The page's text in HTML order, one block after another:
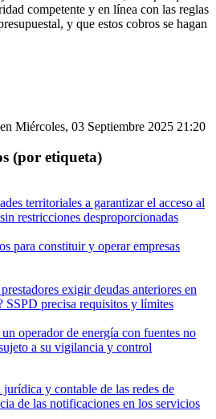
competente y en línea con las reglas
y que estos cobros se hagan
Miércoles, 03 Septiembre 2025 21:20
(por etiqueta)
territoriales a garantizar el acceso al
restricciones desproporcionadas
para constituir y operar empresas
exigir deudas anteriores en
SSPD precisa requisitos y límites
operador de energía con fuentes no
a su vigilancia y control
y contable de las redes de
de las notificaciones en los servicios